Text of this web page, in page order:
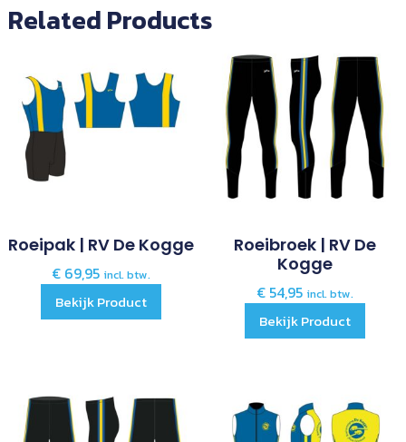
Related Products
Roeipak | RV De Kogge
€69,95 incl. btw.
Bekijk Product
Roeibroek | RV De
Kogge
€ 54,95 incl. btw.
Bekijk Product